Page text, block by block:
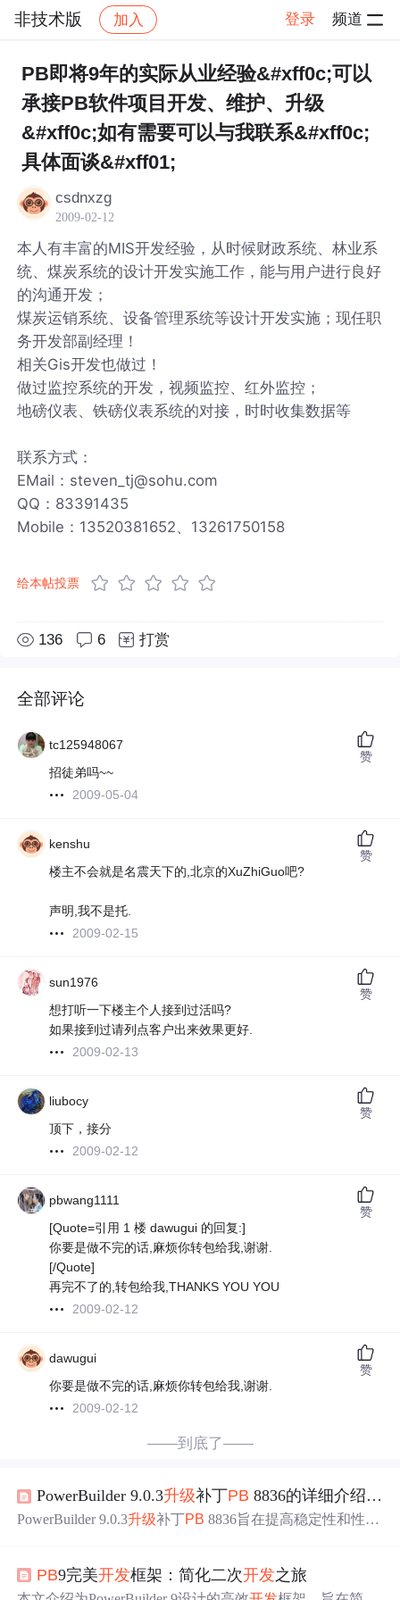
非技术版 加入 登录 频道
社区 非技术版 帖子详情
PB即将9年的实际从业经验&#xff0c;可以
承接PB软件项目开发、维护、升级
&#xff0c;如有需要可以与我联系&#xff0c;
具体面谈&#xff01;
csdnxzg
2009-02-12
本人有丰富的MIS开发经验，从时候财政系统、林业系
统、煤炭系统的设计开发实施工作，能与用户进行良好
的沟通开发；
煤炭运销系统、设备管理系统等设计开发实施；现任职
务开发部副经理！
相关Gis开发也做过！
做过监控系统的开发，视频监控、红外监控；
地磅仪表、铁磅仪表系统的对接，时时收集数据等
联系方式：
EMail：steven_tj@sohu.com
QQ：83391435
Mobile：13520381652、13261750158
给本帖投票
136 6 打赏
全部评论
tc125948067
招徒弟吗~~
2009-05-04
赞
kenshu
楼主不会就是名震天下的,北京的XuZhiGuo吧?
声明,我不是托.
2009-02-15
赞
sun1976
想打听一下楼主个人接到过活吗?
如果接到过请列点客户出来效果更好.
2009-02-13
赞
liubocy
顶下，接分
2009-02-12
赞
pbwang1111
[Quote=引用 1 楼 dawugui 的回复:]
你要是做不完的话,麻烦你转包给我,谢谢.
[/Quote]
再完不了的,转包给我,THANKS YOU YOU
2009-02-12
赞
dawugui
你要是做不完的话,麻烦你转包给我,谢谢.
2009-02-12
赞
——到底了——
PowerBuilder 9.0.3升级补丁PB 8836的详细介绍与指南
PowerBuilder 9.0.3升级补丁PB 8836旨在提高稳定性和性
和用户体验，强化安全性并添加新功能，如数据库迁移、
数据分析和移动应用开发支持。
PB9完美开发框架：简化二次开发之旅